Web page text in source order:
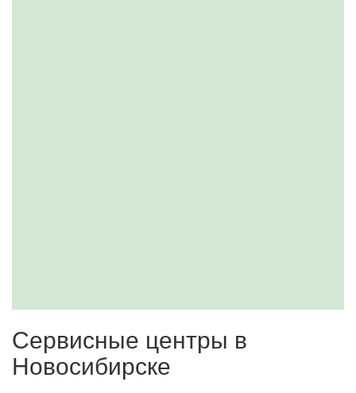
Сервисные центры в
Новосибирске